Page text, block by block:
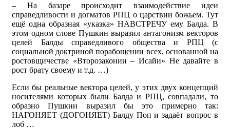
– На базаре происходит взаимодействие идеи
справедливости и догматов РПЦ о царствии божьем. Тут
ещё одна образная «указка» НАВСТРЕЧУ ему Балда. В
этом одном слове Пушкин выразил антагонизм векторов
целей Балды справедливого общества и РПЦ (с
социальной доктриной порабощении всех, основанной на
ростовщичестве «Второзаконии – Исайи» Не давайте в
рост брату своему и т.д. …)
Если бы реальные вектора целей, у этих двух концепций
носителями которых были Балда и РПЦ, совпадали, то
образно Пушкин выразил бы это примерно так:
НАГОНЯЕТ (ДОГОНЯЕТ) Балду Поп и задаёт вопрос в
лоб …